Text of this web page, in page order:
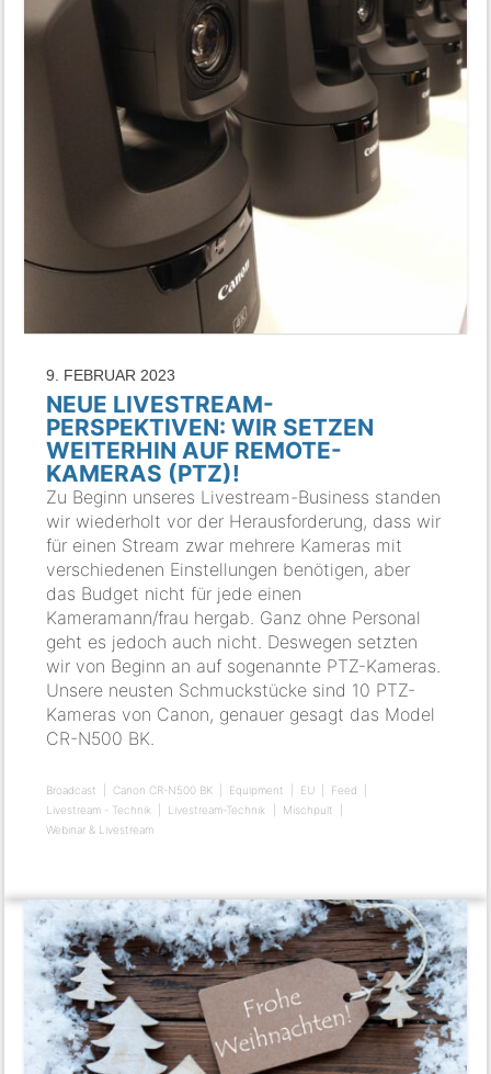
9. FEBRUAR 2023
NEUE LIVESTREAM-
PERSPEKTIVEN: WIR SETZEN
WEITERHIN AUF REMOTE-
KAMERAS (PTZ)!
Zu Beginn unseres Livestream-Business standen
wir wiederholt vor der Herausforderung, dass wir
für einen Stream zwar mehrere Kameras mit
verschiedenen Einstellungen benötigen, aber
das Budget nicht für jede einen
Kameramann/frau hergab. Ganz ohne Personal
geht es jedoch auch nicht. Deswegen setzten
wir von Beginn an auf sogenannte PTZ-Kameras.
Unsere neusten Schmuckstücke sind 10 PTZ-
Kameras von Canon, genauer gesagt das Model
CR-N500 BK.
Broadcast Canon CR-N500 BK Equipment EU
Feed
Livestream - Technik
Livestream-Technik
Mischpult
Webinar & Livestream